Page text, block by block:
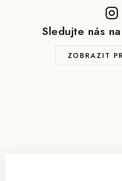
Sledujte nás
ZOBRAZIT